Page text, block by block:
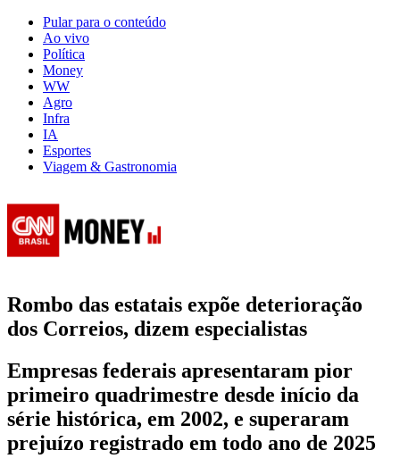
Pular para o conteúdo
Ao vivo
Política
Money
WW
Agro
Infra
IA
Esportes
Viagem & Gastronomia
Rombo das estatais expõe deterioração
dos Correios, dizem especialistas
Empresas federais apresentaram pior
primeiro quadrimestre desde início da
série histórica, em 2002, e superaram
prejuízo registrado em todo ano de 2025